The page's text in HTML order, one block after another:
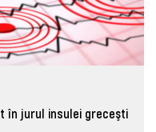
în jurul insulei greceşti